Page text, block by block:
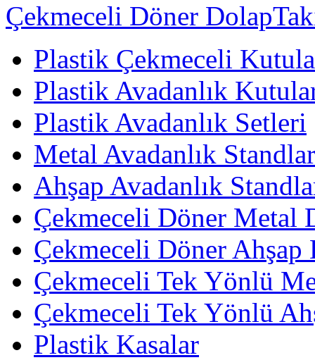
Çekmeceli Döner Dolap
Plastik Çekmeceli
Plastik Avadanlık
Plastik Avadanlık Setleri
Metal Avadanlık
Ahşap Avadanlık
Çekmeceli Döner Metal
Çekmeceli Döner Ahşap
Çekmeceli Tek Yönlü
Çekmeceli Tek Yönlü
Plastik Kasalar